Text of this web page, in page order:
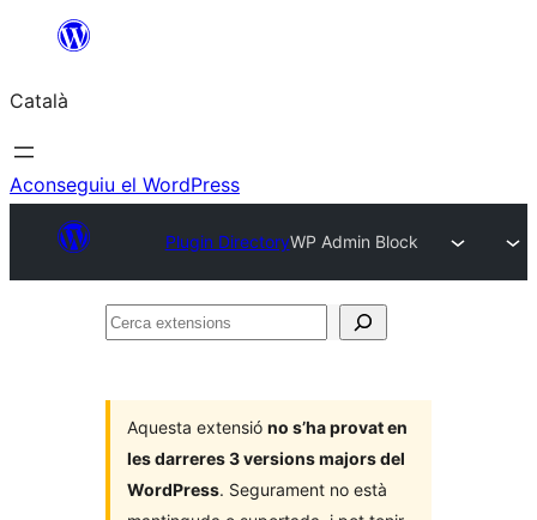
contingut
Català
Aconseguiu el WordPress
Plugin DirectoryWP Admin Block
Cerca
Aquesta extensió no s’ha provat en
les darreres 3 versions majors del
WordPress. Segurament no està